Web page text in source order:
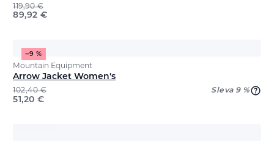
119,90€
89,92 €
−9 %
Mountain Equipment
Arrow Jacket Women's
102,40€ Sleva 9 %
51,20 €